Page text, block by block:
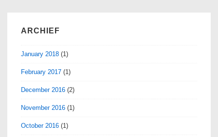
ARCHIEF
January 2018 (1)
February 2017 (1)
December 2016 (2)
November 2016 (1)
October 2016 (1)